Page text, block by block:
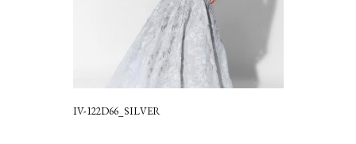
IV-122D66_SILVER